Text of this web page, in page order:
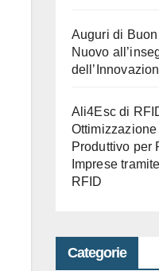
Auguri di
Nuovo
Ali4Esc di
Produttivo per
Imprese
RFID
Categorie